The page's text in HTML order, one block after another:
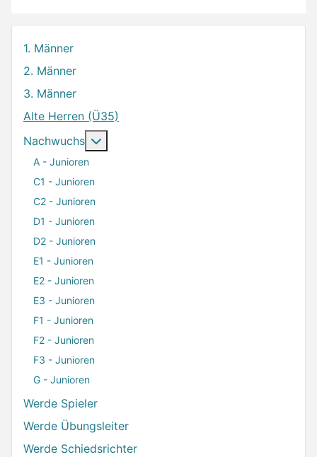
1. Männer
2. Männer
3. Männer
Alte Herren (Ü35)
Nachwuchs
A - Junioren
C1 - Junioren
C2 - Junioren
D1 - Junioren
D2 - Junioren
E1 - Junioren
E2 - Junioren
E3 - Junioren
F1 - Junioren
F2 - Junioren
F3 - Junioren
G - Junioren
Werde Spieler
Werde Übungsleiter
Werde Schiedsrichter